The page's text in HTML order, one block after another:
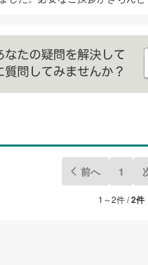
前へ 1
1～2件 /2件